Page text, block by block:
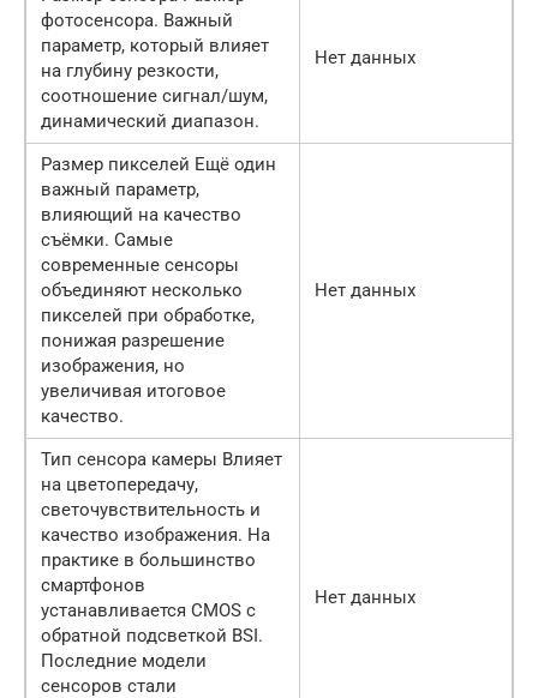
фотосенсора. Важный
параметр, который влияет
на глубину резкости,
соотношение сигнал/шум,
динамический диапазон.
Нет данных
Размер пикселей Ещё один
важный параметр,
влияющий на качество
съёмки. Самые
современные сенсоры
объединяют несколько
пикселей при обработке,
понижая разрешение
изображения, но
увеличивая итоговое
качество.
Нет данных
Тип сенсора камеры Влияет
на цветопередачу,
светочувствительность и
качество изображения. На
практике в большинство
смартфонов
устанавливается CMOS с
обратной подсветкой BSI.
Последние модели
сенсоров стали
Нет данных